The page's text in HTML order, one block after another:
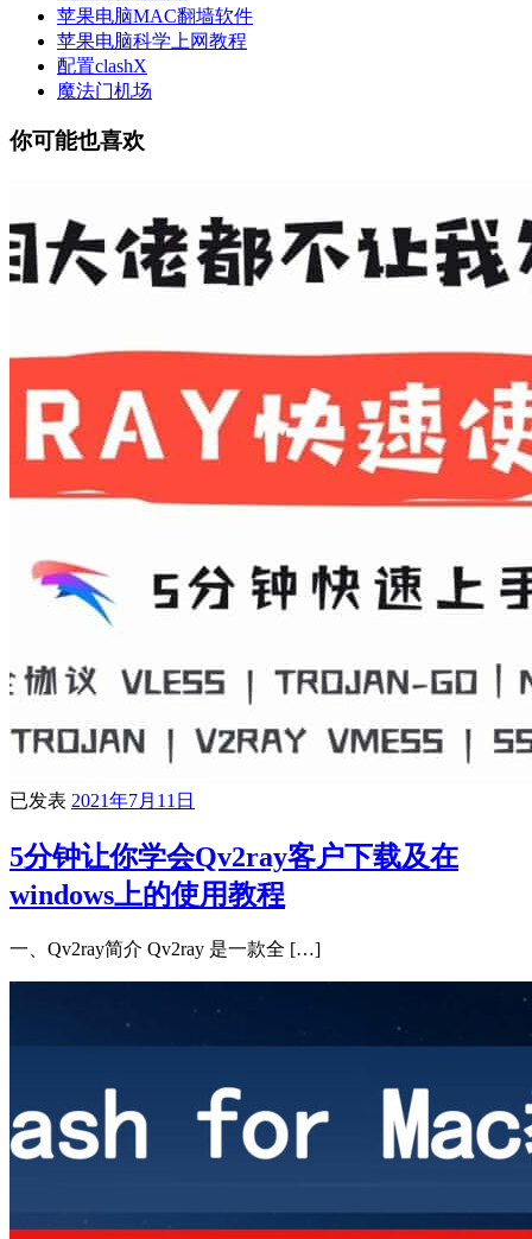
苹果电脑MAC翻墙软件
苹果电脑科学上网教程
配置clashX
魔法门机场
你可能也喜欢
已发表 2021年7月11日
5分钟让你学会Qv2ray客户下载及在
windows上的使用教程
一、Qv2ray简介 Qv2ray 是一款全 […]